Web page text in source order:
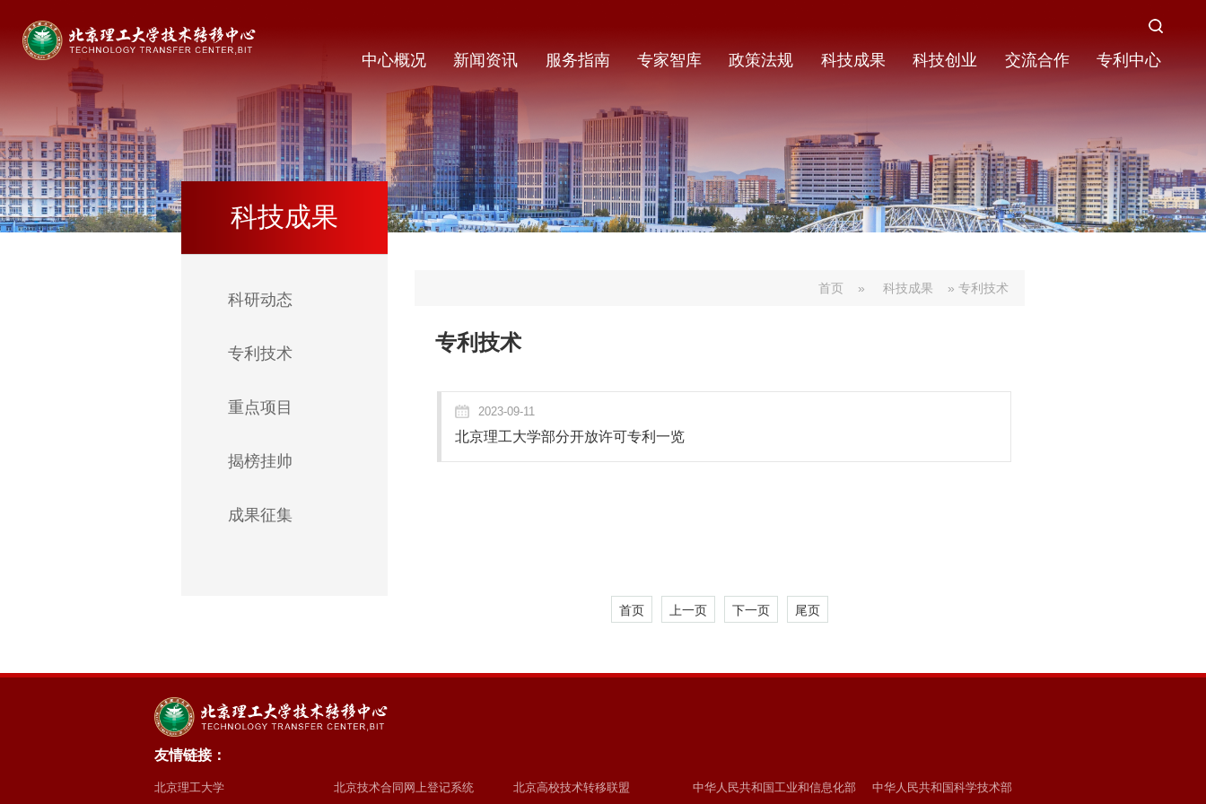
中心概况 新闻资讯 服务指南 专家智库 政策法规 科技成果 科技创业 交流合作 专利中心
科技成果
科研动态
专利技术
重点项目
揭榜挂帅
成果征集
首页 » 科技成果 » 专利技术
专利技术
2023-09-11
北京理工大学部分开放许可专利一览
首页 上一页 下一页 尾页
友情链接：
北京理工大学 北京技术合同网上登记系统 北京高校技术转移联盟 中华人民共和国工业和信息化部 中华人民共和国科学技术部